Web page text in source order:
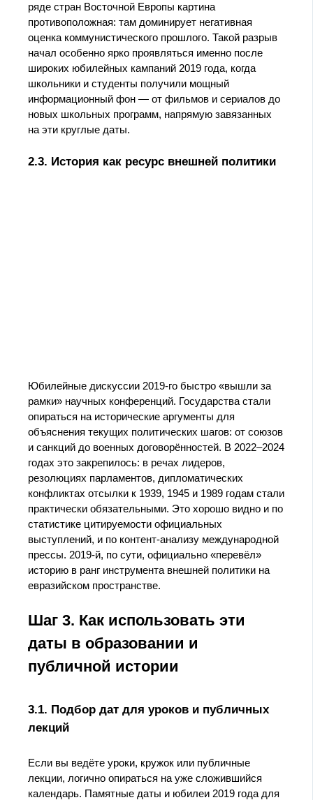
ряде стран Восточной Европы картина
противоположная: там доминирует негативная
оценка коммунистического прошлого. Такой разрыв
начал особенно ярко проявляться именно после
широких юбилейных кампаний 2019 года, когда
школьники и студенты получили мощный
информационный фон — от фильмов и сериалов до
новых школьных программ, напрямую завязанных
на эти круглые даты.
2.3. История как ресурс внешней политики
Юбилейные дискуссии 2019‑го быстро «вышли за
рамки» научных конференций. Государства стали
опираться на исторические аргументы для
объяснения текущих политических шагов: от союзов
и санкций до военных договорённостей. В 2022–2024
годах это закрепилось: в речах лидеров,
резолюциях парламентов, дипломатических
конфликтах отсылки к 1939, 1945 и 1989 годам стали
практически обязательными. Это хорошо видно и по
статистике цитируемости официальных
выступлений, и по контент‑анализу международной
прессы. 2019‑й, по сути, официально «перевёл»
историю в ранг инструмента внешней политики на
евразийском пространстве.
Шаг 3. Как использовать эти
даты в образовании и
публичной истории
3.1. Подбор дат для уроков и публичных
лекций
Если вы ведёте уроки, кружок или публичные
лекции, логично опираться на уже сложившийся
календарь. Памятные даты и юбилеи 2019 года для